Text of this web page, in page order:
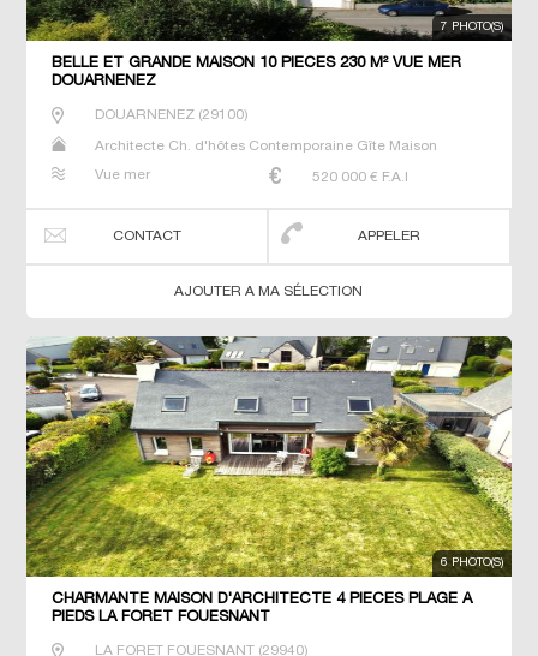
7 PHOTO(S)
BELLE ET GRANDE MAISON 10 PIECES 230 M² VUE MER
DOUARNENEZ
DOUARNENEZ(29100)
Architecte Ch. d'hôtes Contemporaine Gîte Maison
Vue mer
520 000 € F.A.I
CONTACT APPELER
AJOUTER A MA SÉLECTION
6 PHOTO(S)
CHARMANTE MAISON D'ARCHITECTE 4 PIECES PLAGE A
PIEDS LA FORET FOUESNANT
LA FORET FOUESNANT (29940)